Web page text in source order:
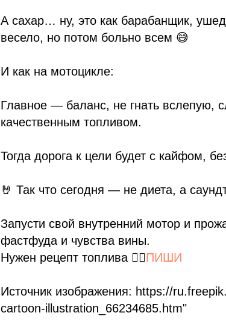
А сахар… ну, это как барабанщик,
весело, но потом больно всем 😅
И как на мотоцикле:
Главное — баланс, не гнать вслепую,
качественным топливом.
Тогда дорога к цели будет с кайфом,
🤘 Так что сегодня — не диета, а
Запусти свой внутренний мотор и
фастфуда и чувства вины.
Нужен рецепт топлива 👉🏼ПИШИ
Источник изображения: https://
cartoon-illustration_66234685.htm"